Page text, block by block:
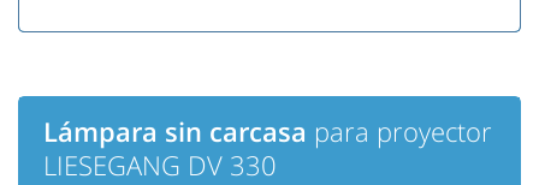
Lámpara sin carcasa para proyector
LIESEGANG DV 330